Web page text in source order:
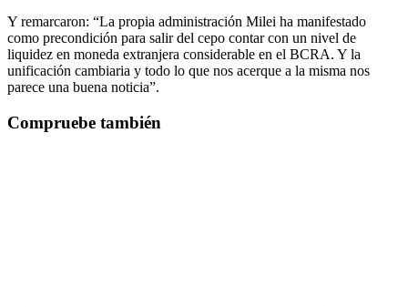
Y remarcaron: “La propia administración Milei ha manifestado
como precondición para salir del cepo contar con un nivel de
liquidez en moneda extranjera considerable en el BCRA. Y la
unificación cambiaria y todo lo que nos acerque a la misma nos
parece una buena noticia”.
Compruebe también